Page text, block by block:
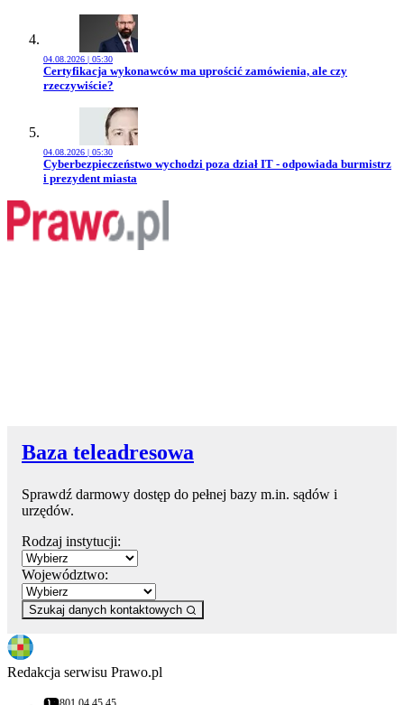
04.08.2026 | 05:30
Przejdź do artykułu:
Certyfikacja wykonawców ma uprościć zamówienia, ale czy
rzeczywiście?
04.08.2026 | 05:30
Przejdź do artykułu:
Cyberbezpieczeństwo wychodzi poza dział IT - odpowiada burmistrz
i prezydent miasta
Baza teleadresowa
Sprawdź darmowy dostęp do pełnej bazy m.in. sądów i
urzędów.
Rodzaj instytucji:
Województwo:
Szukaj danych kontaktowych
Redakcja serwisu Prawo.pl